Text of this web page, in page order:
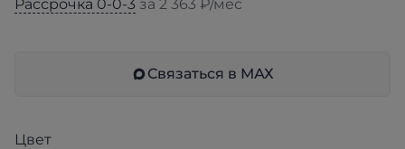
Рассрочка 0-0-3 за 2 363 ₽/мес
Связаться в МАХ
Цвет